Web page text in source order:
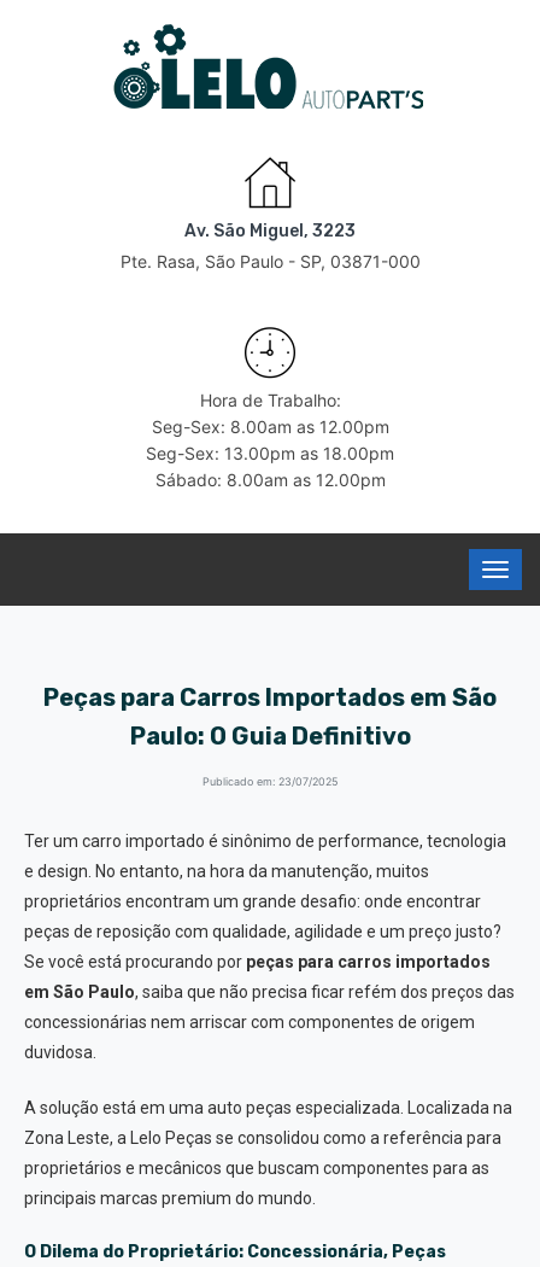
Av. São Miguel, 3223
Pte. Rasa, São Paulo - SP, 03871-000
Hora de Trabalho:
Seg-Sex: 8.00am as 12.00pm
Seg-Sex: 13.00pm as 18.00pm
Sábado: 8.00am as 12.00pm
Peças para Carros Importados em São
Paulo: O Guia Definitivo
Publicado em: 23/07/2025
Ter um carro importado é sinônimo de performance, tecnologia
e design. No entanto, na hora da manutenção, muitos
proprietários encontram um grande desafio: onde encontrar
peças de reposição com qualidade, agilidade e um preço justo?
Se você está procurando por peças para carros importados
em São Paulo, saiba que não precisa ficar refém dos preços das
concessionárias nem arriscar com componentes de origem
duvidosa.
A solução está em uma auto peças especializada. Localizada na
Zona Leste, a Lelo Peças se consolidou como a referência para
proprietários e mecânicos que buscam componentes para as
principais marcas premium do mundo.
O Dilema do Proprietário: Concessionária, Peças